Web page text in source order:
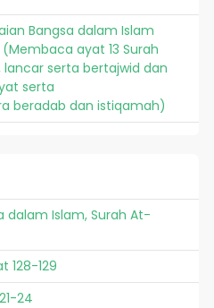
Bangsa dalam Islam
ayat 13 Surah
serta bertajwid dan
serta
beradab dan istiqamah)
dalam Islam, Surah At-
128-129
24